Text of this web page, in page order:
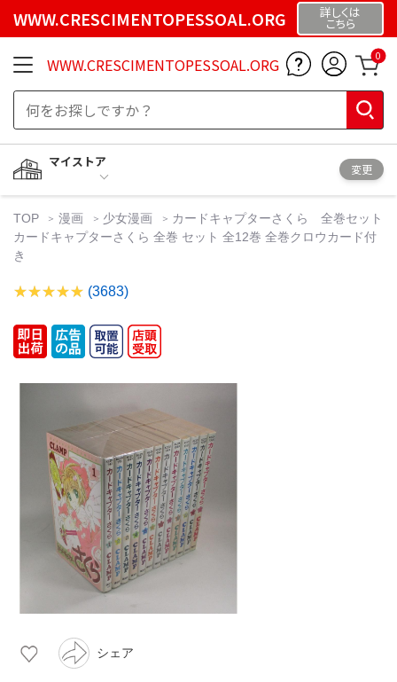
WWW.CRESCIMENTOPESSOAL.ORG 詳しくは
こちら
WWW.CRESCIMENTOPESSOAL.ORG 0
マイストア
変更
TOP 漫画 少女漫画
カードキャプターさくら 全巻セット
カードキャプターさくら 全巻 セット 全12巻 全巻クロウカード付
き
(3683)
シェア